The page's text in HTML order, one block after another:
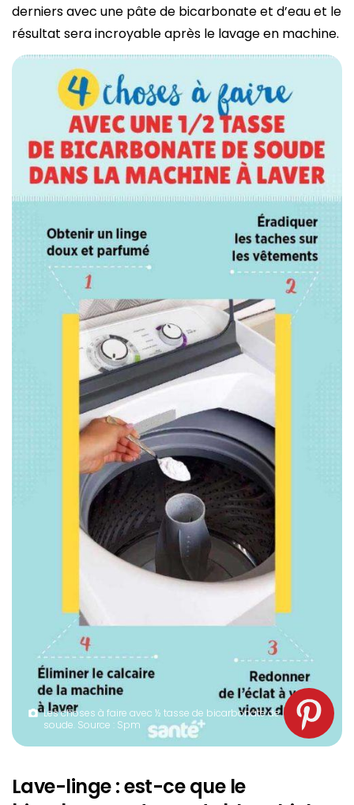
derniers avec une pâte de bicarbonate et d’eau et le
résultat sera incroyable après le lavage en machine.
Les choses à faire avec ½ tasse de bicarbonate de
soude. Source : Spm
Lave-linge : est-ce que le